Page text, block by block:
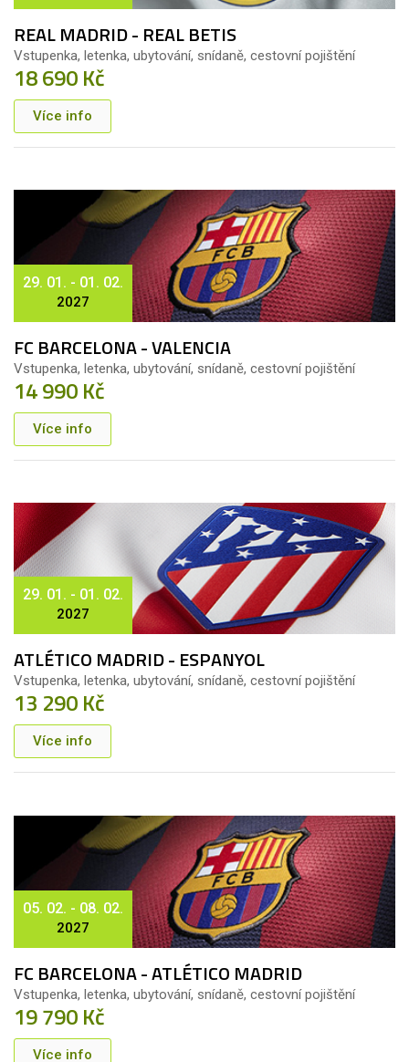
REAL MADRID - REAL BETIS
Vstupenka, letenka, ubytování, snídaně, cestovní pojištění
18 690 Kč
Více info
29. 01. - 01. 02.
2027
FC BARCELONA - VALENCIA
Vstupenka, letenka, ubytování, snídaně, cestovní pojištění
14 990 Kč
Více info
29. 01. - 01. 02.
2027
ATLÉTICO MADRID - ESPANYOL
Vstupenka, letenka, ubytování, snídaně, cestovní pojištění
13 290 Kč
Více info
05. 02. - 08. 02.
2027
FC BARCELONA - ATLÉTICO MADRID
Vstupenka, letenka, ubytování, snídaně, cestovní pojištění
19 790 Kč
Více info